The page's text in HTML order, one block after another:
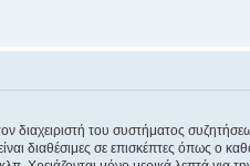
διαχειριστή του συστήματος
διαθέσιμες σε επισκέπτες όπως